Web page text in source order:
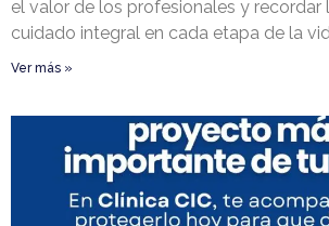
el valor de los profesionales y recordar
cuidado integral en cada etapa de la
Ver más »